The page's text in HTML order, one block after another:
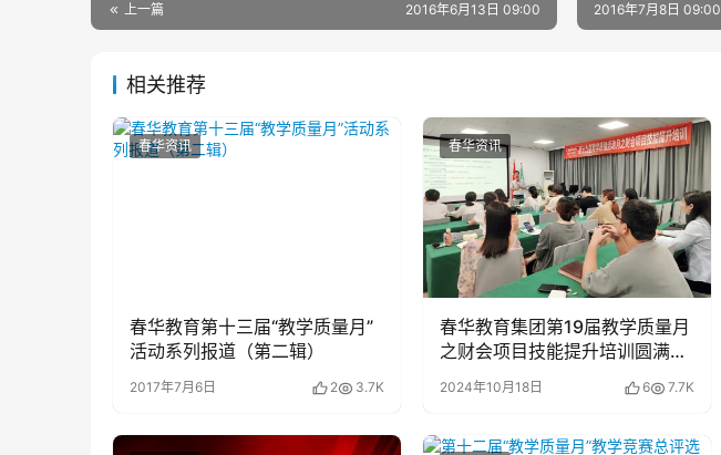
上一篇 2016年6月13日 09:00 2016年7月8日 09:00
相关推荐
春华资讯
春华教育第十三届“教学质量月”
活动系列报道（第二辑）
2017年7月6日 2 3.7K
春华资讯
春华教育集团第19届教学质量月
之财会项目技能提升培训圆满结
2024年10月18日 6 7.7K